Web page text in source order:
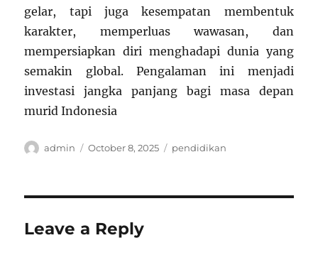
gelar, tapi juga kesempatan membentuk
karakter, memperluas wawasan, dan
mempersiapkan diri menghadapi dunia yang
semakin global. Pengalaman ini menjadi
investasi jangka panjang bagi masa depan
murid Indonesia
Author
admin
Posted
October 8, 2025 Categories
pendidikan
Leave a Reply